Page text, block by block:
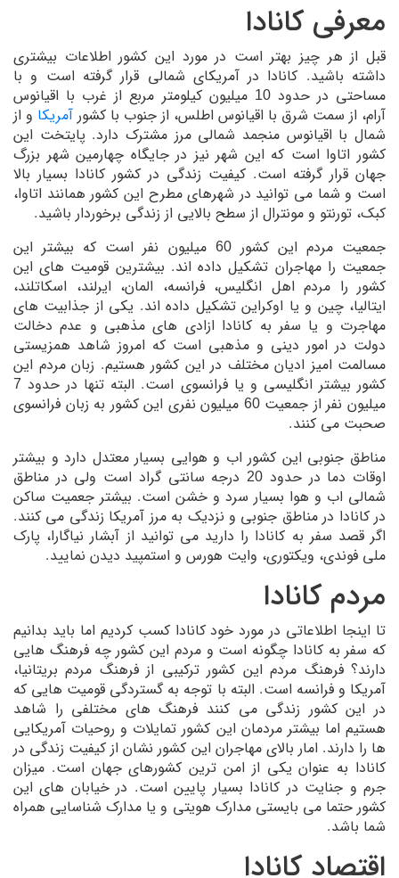
معرفی کانادا
قبل از هر چیز بهتر است در مورد این کشور اطلاعات بیشتری
داشته باشید. کانادا در آمریکای شمالی قرار گرفته است و با
مساحتی در حدود 10 میلیون کیلومتر مربع از غرب با اقیانوس
آرام، از سمت شرق با اقیانوس اطلس، از جنوب با کشور آمریکا و از
شمال با اقیانوس منجمد شمالی مرز مشترک دارد. پایتخت این
کشور اتاوا است که این شهر نیز در جایگاه چهارمین شهر بزرگ
جهان قرار گرفته است. کیفیت زندگی در کشور کانادا بسیار بالا
است و شما می توانید در شهرهای مطرح این کشور همانند اتاوا،
کبک، تورنتو و مونترال از سطح بالایی از زندگی برخوردار باشید.
جمعیت مردم این کشور 60 میلیون نفر است که بیشتر این
جمعیت را مهاجران تشکیل داده اند. بیشترین قومیت های این
کشور را مردم اهل انگلیس، فرانسه، المان، ایرلند، اسکاتلند،
ایتالیا، چین و یا اوکراین تشکیل داده اند. یکی از جذابیت های
مهاجرت و یا سفر به کانادا ازادی های مذهبی و عدم دخالت
دولت در امور دینی و مذهبی است که امروز شاهد همزیستی
مسالمت امیز ادیان مختلف در این کشور هستیم. زبان مردم این
کشور بیشتر انگلیسی و یا فرانسوی است. البته تنها در حدود 7
میلیون نفر از جمعیت 60 میلیون نفری این کشور به زبان فرانسوی
صحبت می کنند.
مناطق جنوبی این کشور اب و هوایی بسیار معتدل دارد و بیشتر
اوقات دما در حدود 20 درجه سانتی گراد است ولی در مناطق
شمالی اب و هوا بسیار سرد و خشن است. بیشتر جعمیت ساکن
در کانادا در مناطق جنوبی و نزدیک به مرز آمریکا زندگی می کنند.
اگر قصد سفر به کانادا را دارید می توانید از آبشار نیاگارا، پارک
ملی فوندی، ویکتوری، وایت هورس و استمپید دیدن نمایید.
مردم کانادا
تا اینجا اطلاعاتی در مورد خود کانادا کسب کردیم اما باید بدانیم
که سفر به کانادا چگونه است و مردم این کشور چه فرهنگ هایی
دارند؟ فرهنگ مردم این کشور ترکیبی از فرهنگ مردم بریتانیا،
آمریکا و فرانسه است. البته با توجه به گستردگی قومیت هایی که
در این کشور زندگی می کنند فرهنگ های مختلفی را شاهد
هستیم اما بیشتر مردمان این کشور تمایلات و روحیات آمریکایی
ها را دارند. امار بالای مهاجران این کشور نشان از کیفیت زندگی در
کانادا به عنوان یکی از امن ترین کشورهای جهان است. میزان
جرم و جنایت در کانادا بسیار پایین است. در خیابان های این
کشور حتما می بایستی مدارک هویتی و یا مدارک شناسایی همراه
شما باشد.
اقتصاد کانادا